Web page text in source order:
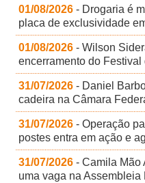
01/08/2026 - Drogaria é
placa de exclusividade
01/08/2026 - Wilson
encerramento do Festival
31/07/2026 - Daniel
cadeira na Câmara
31/07/2026 - Operação
postes entra em ação e
31/07/2026 - Camila Mão
uma vaga na Assembleia